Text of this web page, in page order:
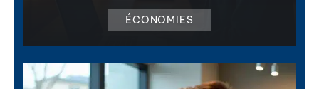
ÉCONOMIES